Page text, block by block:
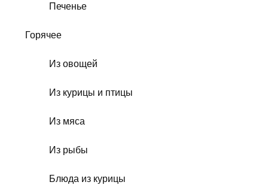
Печенье
Горячее
Из овощей
Из курицы и птицы
Из мяса
Из рыбы
Блюда из курицы